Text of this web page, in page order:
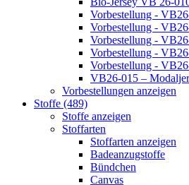
Vorbestellung -
Vorbestellung -
Vorbestellung -
Vorbestellung -
Vorbestellung -
VB26-015 –
Vorbestellungen anzeigen
Stoffe (489)
Stoffe anzeigen
Stoffarten
Stoffarten anzeigen
Badeanzugstoffe
Bündchen
Canvas